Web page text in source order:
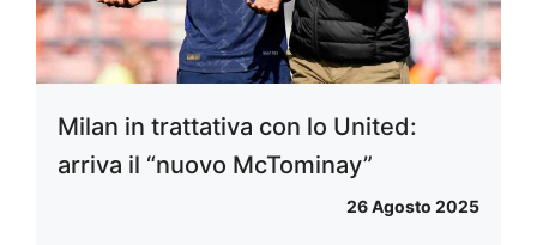
Milan in trattativa con lo United:
arriva il “nuovo McTominay”
26 Agosto 2025